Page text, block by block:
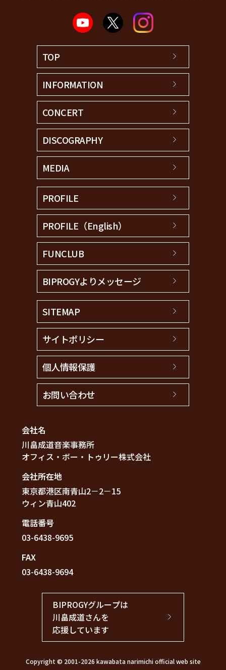
TOP
INFORMATION
CONCERT
DISCOGRAPHY
MEDIA
PROFILE
PROFILE（English）
FUNCLUB
BIPROGYよりメッセージ
SITEMAP
サイトポリシー
個人情報保護
お問い合わせ
会社名
川畠成道音楽事務所
オフィス・ボー・トゥリー株式会社
会社所在地
東京都港区南青山2－2－15
ウィン青山402
電話番号
03-6438-9695
FAX
03-6438-9694
BIPROGYグループは
川畠成道さんを
応援しています
Copyright © 2001-2026 kawabata narimichi official web site